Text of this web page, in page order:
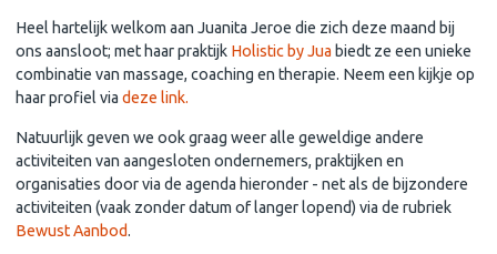
Heel hartelijk welkom aan Juanita Jeroe die zich deze maand bij
ons aansloot; met haar praktijk Holistic by Jua biedt ze een unieke
combinatie van massage, coaching en therapie. Neem een kijkje op
haar profiel via deze link.
Natuurlijk geven we ook graag weer alle geweldige andere
activiteiten van aangesloten ondernemers, praktijken en
organisaties door via de agenda hieronder - net als de bijzondere
activiteiten (vaak zonder datum of langer lopend) via de rubriek
Bewust Aanbod.